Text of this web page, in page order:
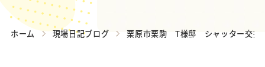
ホーム 現場日記ブログ 栗原市栗駒 T様邸 シャッター交換